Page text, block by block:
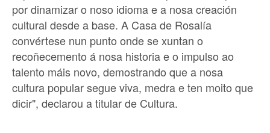
por dinamizar o noso idioma e a nosa creación
cultural desde a base. A Casa de Rosalía
convértese nun punto onde se xuntan o
recoñecemento á nosa historia e o impulso ao
talento máis novo, demostrando que a nosa
cultura popular segue viva, medra e ten moito que
dicir", declarou a titular de Cultura.